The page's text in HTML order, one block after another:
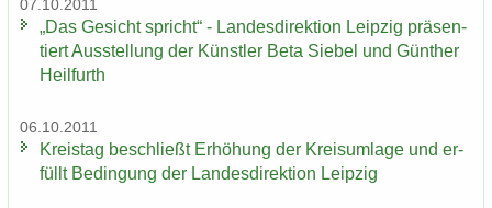
07.10.2011
„Das Ge­sicht spricht“ - Lan­des­di­rek­ti­on Leip­zig prä­sen­
tiert Aus­stel­lung der Künst­ler Beta Sie­bel und Gün­ther
Heil­furth
06.10.2011
Kreis­tag be­schließt Er­hö­hung der Kreis­um­la­ge und er­
füllt Be­din­gung der Lan­des­di­rek­ti­on Leip­zig